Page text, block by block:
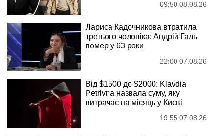
09:50 08.08.26
Лариса Кадочникова втратила
третього чоловіка: Андрій Галь
помер у 63 роки
22:00 07.08.26
Від $1500 до $2000: Klavdia
Petrivna назвала суму, яку
витрачає на місяць у Києві
19:55 07.08.26